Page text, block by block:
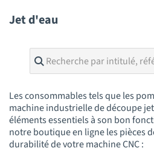
Jet d'eau
Les consommables tels que les
machine industrielle de découpe jet
éléments essentiels à son bon
notre boutique en ligne les pièces
durabilité de votre machine CNC :